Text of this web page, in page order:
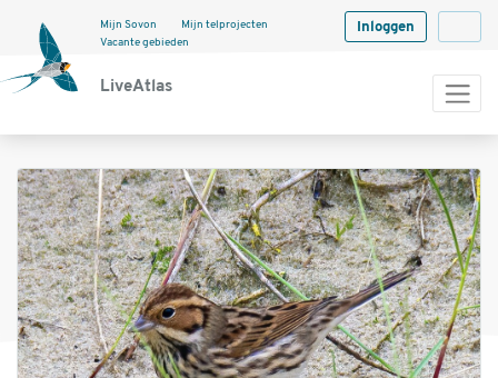
LiveAtlas
Mijn Sovon
Mijn telprojecten
Vacante gebieden
Inloggen